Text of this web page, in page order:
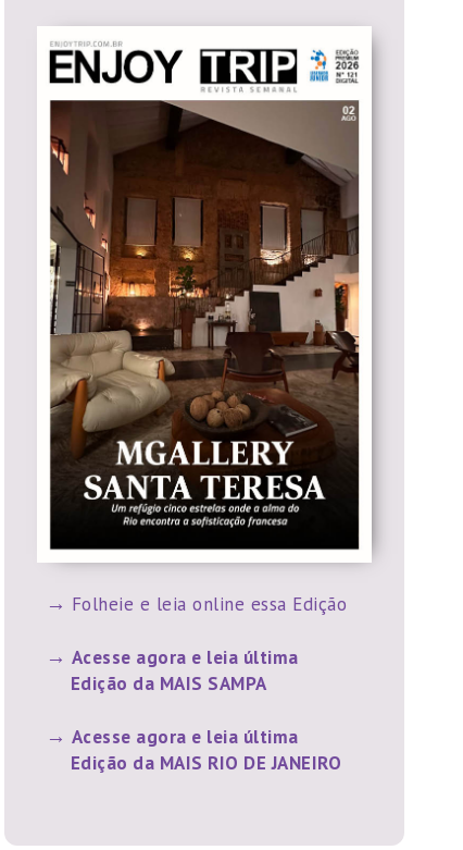
Folheie e leia online essa Edição
Acesse agora e leia última
Edição da MAIS SAMPA
Acesse agora e leia última
Edição da MAIS RIO DE JANEIRO